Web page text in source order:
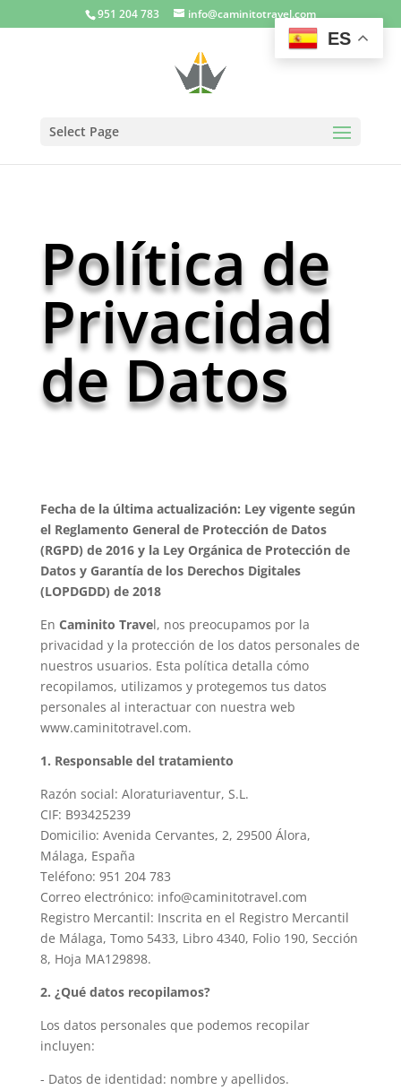
951 204 783 info@caminitotravel.com
Select Page
Política de
Privacidad
de Datos
Fecha de la última actualización: Ley vigente según
el Reglamento General de Protección de Datos
(RGPD) de 2016 y la Ley Orgánica de Protección de
Datos y Garantía de los Derechos Digitales
(LOPDGDD) de 2018
En Caminito Travel, nos preocupamos por la
privacidad y la protección de los datos personales de
nuestros usuarios. Esta política detalla cómo
recopilamos, utilizamos y protegemos tus datos
personales al interactuar con nuestra web
www.caminitotravel.com.
1. Responsable del tratamiento
Razón social: Aloraturiaventur, S.L.
CIF: B93425239
Domicilio: Avenida Cervantes, 2, 29500 Álora,
Málaga, España
Teléfono: 951 204 783
Correo electrónico: info@caminitotravel.com
Registro Mercantil: Inscrita en el Registro Mercantil
de Málaga, Tomo 5433, Libro 4340, Folio 190, Sección
8, Hoja MA129898.
2. ¿Qué datos recopilamos?
Los datos personales que podemos recopilar
incluyen:
- Datos de identidad: nombre y apellidos.
ES